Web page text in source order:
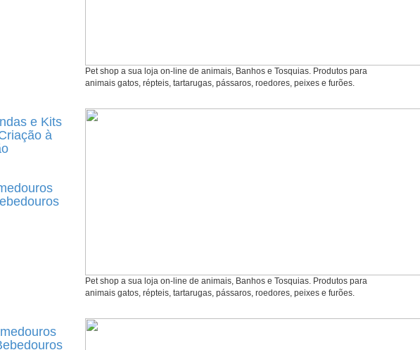
Pet shop a sua loja on-line de animais, Banhos e Tosquias. Produtos para
animais gatos, répteis, tartarugas, pássaros, roedores, peixes e furões.
e Kits
à
Pet shop a sua loja on-line de animais, Banhos e Tosquias. Produtos para
animais gatos, répteis, tartarugas, pássaros, roedores, peixes e furões.